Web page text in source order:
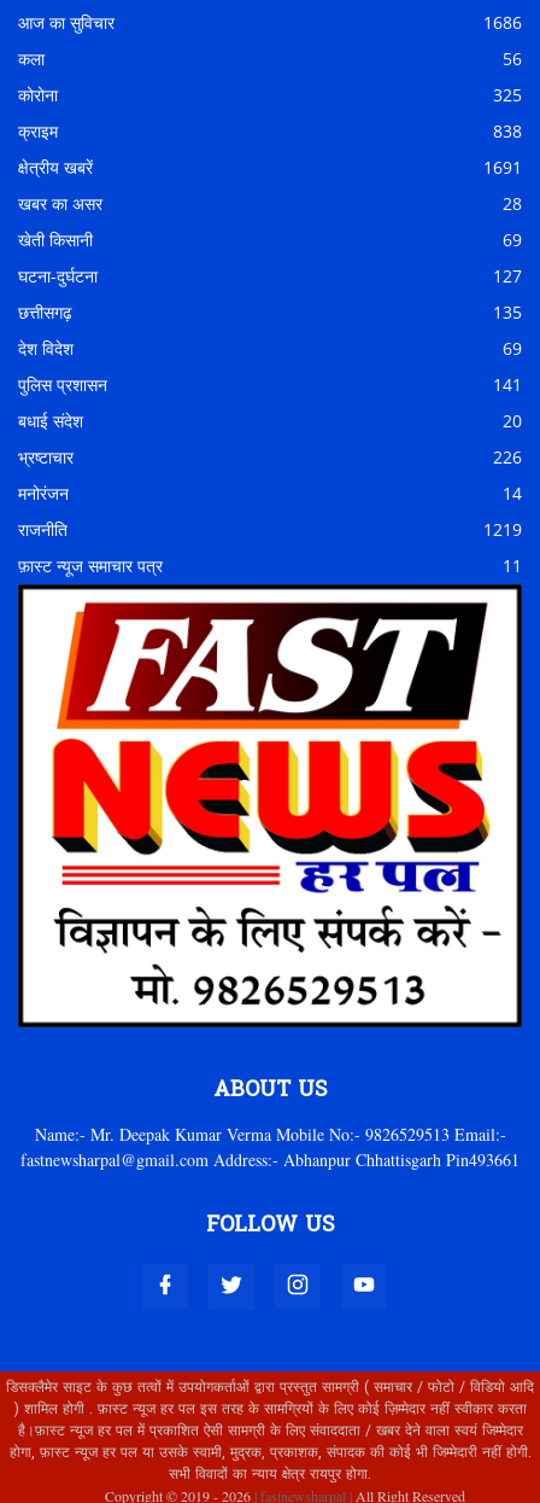
आज का सुविचार
1686
कला
56
कोरोना
325
क्राइम
838
क्षेत्रीय खबरें
1691
खबर का असर
28
खेती किसानी
69
घटना-दुर्घटना
127
छत्तीसगढ़
135
देश विदेश
69
पुलिस प्रशासन
141
बधाई संदेश
20
भ्रष्टाचार
226
मनोरंजन
14
राजनीति
1219
फ़ास्ट न्यूज समाचार पत्र
11
ABOUT US
Name:- Mr. Deepak Kumar Verma Mobile No:- 9826529513 Email:-
fastnewsharpal@gmail.com Address:- Abhanpur Chhattisgarh Pin493661
FOLLOW US
डिसक्लैमेर साइट के कुछ तत्वों में उपयोगकर्ताओं द्वारा प्रस्तुत सामग्री ( समाचार / फोटो / विडियो आदि
) शामिल होगी . फ़ास्ट न्यूज हर पल इस तरह के सामग्रियों के लिए कोई ज़िम्मेदार नहीं स्वीकार करता
है।फ़ास्ट न्यूज हर पल में प्रकाशित ऐसी सामग्री के लिए संवाददाता / खबर देने वाला स्वयं जिम्मेदार
होगा, फ़ास्ट न्यूज हर पल या उसके स्वामी, मुद्रक, प्रकाशक, संपादक की कोई भी जिम्मेदारी नहीं होगी.
सभी विवादों का न्याय क्षेत्र रायपुर होगा.
Copyright © 2019 -2026| fastnewsharpal |All Right Reserved